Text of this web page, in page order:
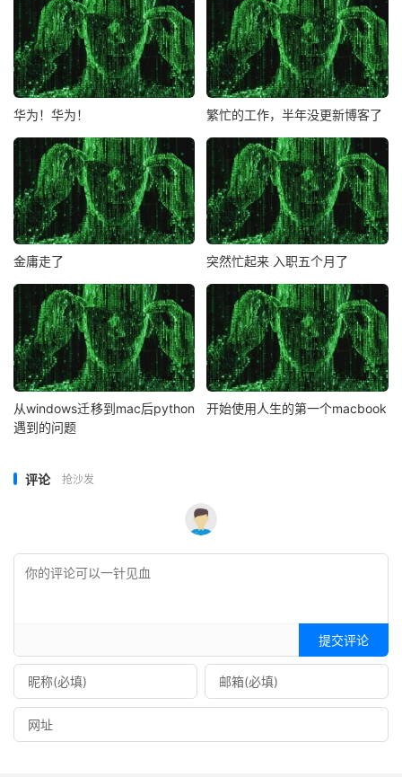
华为！华为！ 繁忙的工作，半年没更新博客了
金庸走了 突然忙起来 入职五个月了
从windows迁移到mac后python
遇到的问题
开始使用人生的第一个macbook
评论 抢沙发
提交评论